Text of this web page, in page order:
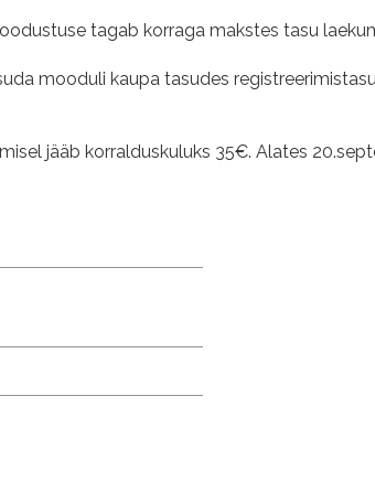
tagab korraga makstes tasu
mooduli kaupa tasudes
jääb korralduskuluks 35€. Alates